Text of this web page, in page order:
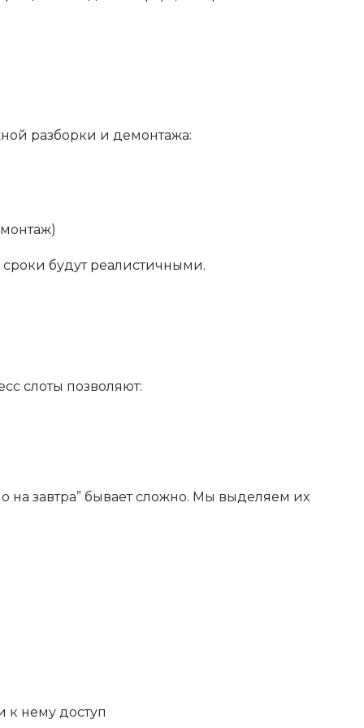
разборки и демонтажа:
будут реалистичными.
слоты позволяют:
на завтра” бывает сложно. Мы выделяем их
к нему доступ